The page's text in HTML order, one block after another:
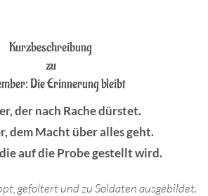
Kurzbeschreibung
zu
Die Erinnerung bleibt
der nach Rache dürstet.
dem Macht über alles geht.
auf die Probe gestellt wird.
gefoltert und zu Soldaten ausgebildet.